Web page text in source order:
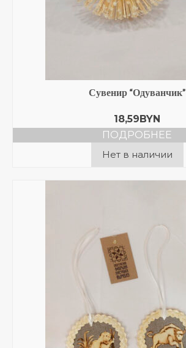
Сувенир “Одуванчик”
18,59BYN
ПОДРОБНЕЕ
Нет в наличии